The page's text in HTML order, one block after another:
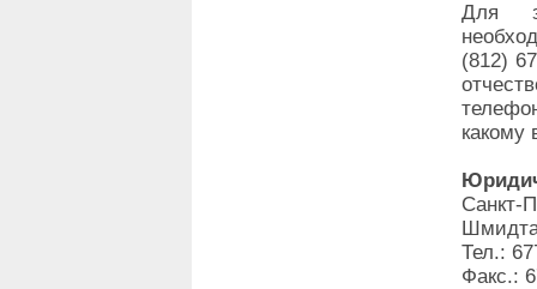
Для
(812)
какому
Тел.:
Факс.: